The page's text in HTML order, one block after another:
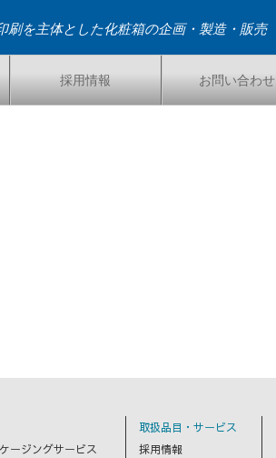
刷を主体とした化粧箱の企画・製造・販売
採用情報 お問い合わせ
ージングサービス
取扱品目・サービス
採用情報